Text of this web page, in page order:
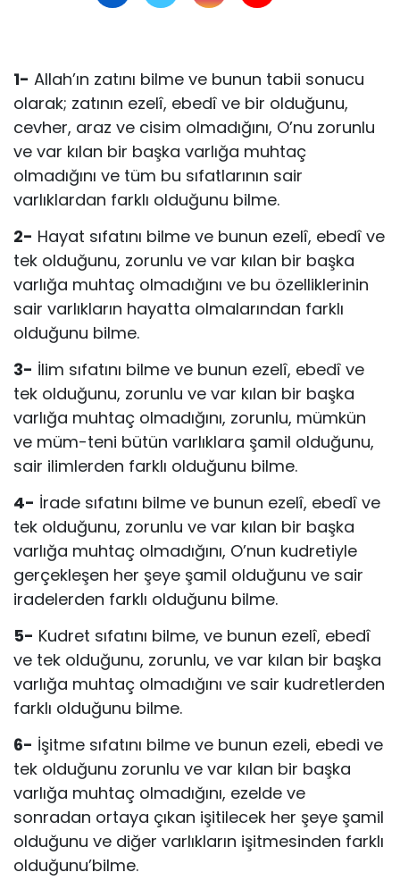
1- Allah’ın zatını bilme ve bunun tabii sonucu
olarak; zatının ezelî, ebedî ve bir olduğunu,
cevher, araz ve cisim olmadığını, O’nu zorunlu
ve var kılan bir başka varlığa muhtaç
olmadığını ve tüm bu sıfatlarının sair
varlıklardan farklı olduğunu bilme.
2- Hayat sıfatını bilme ve bunun ezelî, ebedî ve
tek olduğunu, zorunlu ve var kılan bir başka
varlığa muhtaç olmadığını ve bu özelliklerinin
sair var­lıkların hayatta olmalarından farklı
olduğunu bilme.
3- İlim sıfatını bilme ve bunun ezelî, ebedî ve
tek olduğunu, zorunlu ve var kılan bir başka
varlığa muhtaç olmadığını, zorunlu, mümkün
ve müm-teni bütün varlıklara şamil olduğunu,
sair ilimlerden farklı olduğunu bilme.
4- İrade sıfatını bilme ve bunun ezelî, ebedî ve
tek olduğunu, zorunlu ve var kılan bir başka
varlığa muhtaç olmadığını, O’nun kudretiyle
gerçekleşen her şeye şamil olduğunu ve sair
iradelerden farklı olduğunu bilme.
5- Kudret sıfatını bilme, ve bunun ezelî, ebedî
ve tek olduğunu, zorunlu, ve var kılan bir başka
varlığa muhtaç olmadığını ve sair kudretlerden
farklı olduğunu bilme.
6- İşitme sıfatını bilme ve bunun ezeli, ebedi ve
tek olduğunu zorunlu ve var kılan bir başka
varlığa muhtaç olmadığını, ezelde ve
sonradan ortaya çı­kan işitilecek her şeye şamil
olduğunu ve diğer varlıkların işitmesinden fark­lı
olduğunu’bilme.